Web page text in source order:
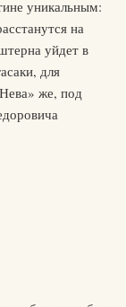
уникальным:
на
уйдет в
для
же, под